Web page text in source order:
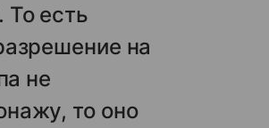
есть
на
не
то оно